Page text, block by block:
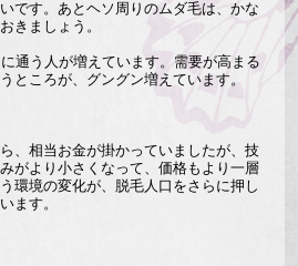
です。あとヘソ周りのムダ毛は、かな
きましょう。
通う人が増えています。需要が高まる
ところが、グングン増えています。
、相当お金が掛かっていましたが、技
がより小さくなって、価格もより一層
環境の変化が、脱毛人口をさらに押し
ます。